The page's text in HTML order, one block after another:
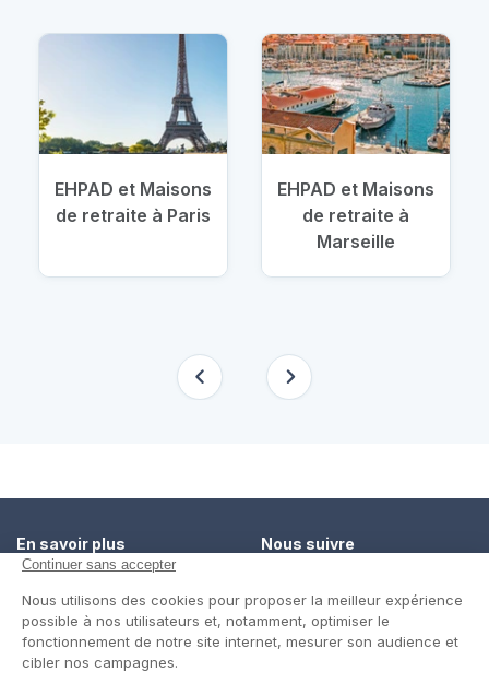
EHPAD et Maisons
de retraite à Paris
EHPAD et Maisons
de retraite à
Marseille
En savoir plus
Un service de confiance
Contact
Nous suivre
Twitter
Blog